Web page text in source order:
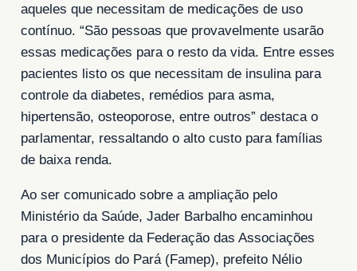
aqueles que necessitam de medicações de uso
contínuo. “São pessoas que provavelmente usarão
essas medicações para o resto da vida. Entre esses
pacientes listo os que necessitam de insulina para
controle da diabetes, remédios para asma,
hipertensão, osteoporose, entre outros” destaca o
parlamentar, ressaltando o alto custo para famílias
de baixa renda.
Ao ser comunicado sobre a ampliação pelo
Ministério da Saúde, Jader Barbalho encaminhou
para o presidente da Federação das Associações
dos Municípios do Pará (Famep), prefeito Nélio